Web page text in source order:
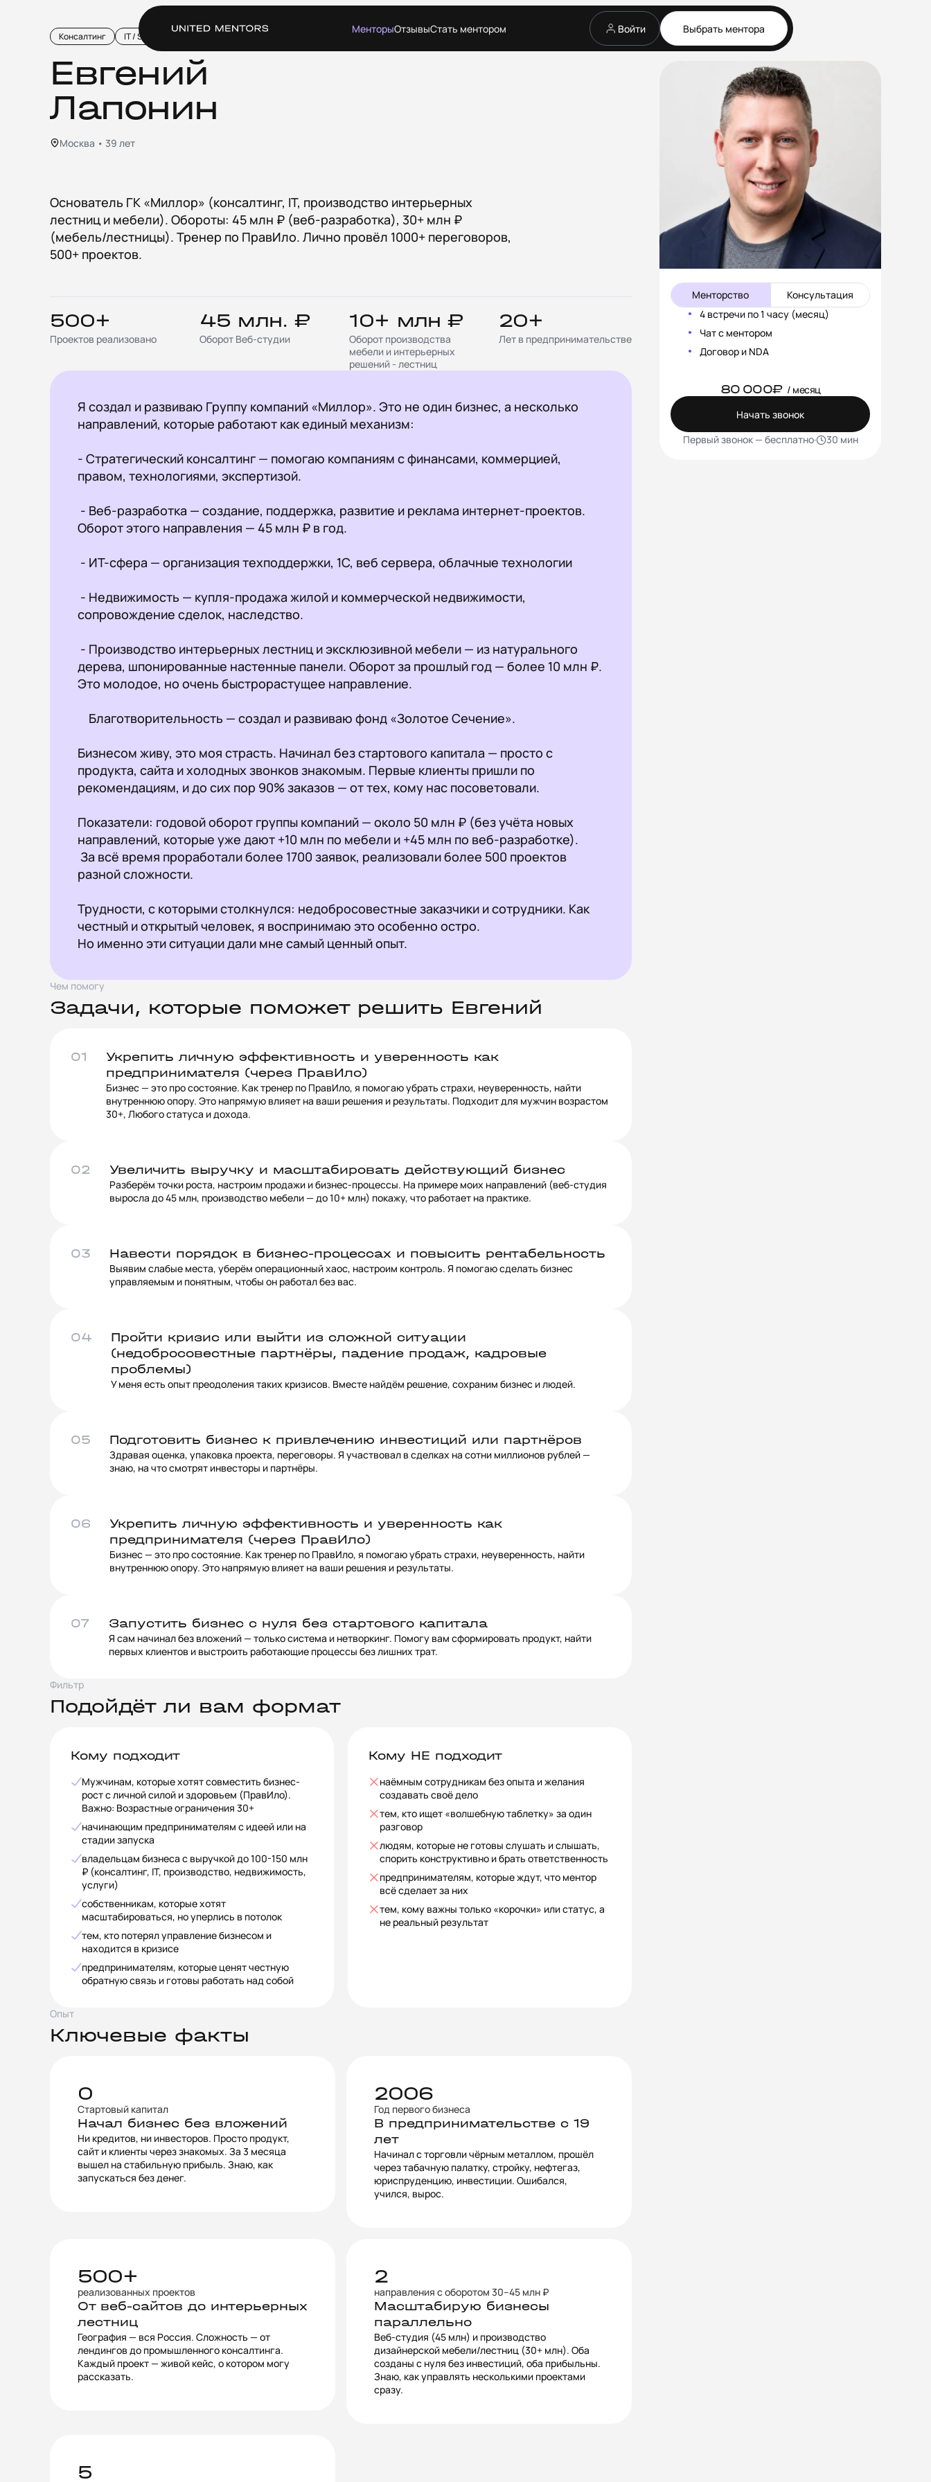
МенторыОтзывыСтать ментором Войти Выбрать ментора
Менторство
Консультация
4 встречи по 1 часу (месяц)
Чат с ментором
Договор и NDA
80 000₽ / месяц
Начать звонок
Первый звонок — бесплатно· 30 мин
Консалтинг IT / SaaS
Евгений
Лапонин
Москва • 39 лет
Основатель ГК «Миллор» (консалтинг, IT, производство интерьерных
лестниц и мебели). Обороты: 45 млн ₽ (веб-разработка), 30+ млн ₽
(мебель/лестницы). Тренер по ПравИло. Лично провёл 1000+ переговоров,
500+ проектов.
500+
Проектов реализовано
45 млн. ₽
Оборот Веб-студии
10+ млн ₽
Оборот производства
мебели и интерьерных
решений - лестниц
20+
Лет в предпринимательстве
Я создал и развиваю Группу компаний «Миллор». Это не один бизнес, а несколько
направлений, которые работают как единый механизм:
- Стратегический консалтинг — помогаю компаниям с финансами, коммерцией,
правом, технологиями, экспертизой.
Оборот этого направления — 45 млн ₽ в год.
сопровождение сделок, наследство.
дерева, шпонированные настенные панели. Оборот за прошлый год — более 10 млн ₽.
Это молодое, но очень быстрорастущее направление.
Бизнесом живу, это моя страсть. Начинал без стартового капитала — просто с
продукта, сайта и холодных звонков знакомым. Первые клиенты пришли по
рекомендациям, и до сих пор 90% заказов — от тех, кому нас посоветовали.
Показатели: годовой оборот группы компаний — около 50 млн ₽ (без учёта новых
направлений, которые уже дают +10 млн по мебели и +45 млн по веб-разработке).
разной сложности.
Трудности, с которыми столкнулся: недобросовестные заказчики и сотрудники. Как
честный и открытый человек, я воспринимаю это особенно остро.
Но именно эти ситуации дали мне самый ценный опыт.
Чем помогу
Задачи, которые поможет решить Евгений
01
Укрепить личную эффективность и уверенность как
предпринимателя (через ПравИло)
Бизнес — это про состояние. Как тренер по ПравИло, я помогаю убрать страхи, неуверенность, найти
внутреннюю опору. Это напрямую влияет на ваши решения и результаты. Подходит для мужчин возрастом
30+, Любого статуса и дохода.
02 Увеличить выручку и масштабировать действующий бизнес
Разберём точки роста, настроим продажи и бизнес-процессы. На примере моих направлений (веб-студия
выросла до 45 млн, производство мебели — до 10+ млн) покажу, что работает на практике.
03 Навести порядок в бизнес-процессах и повысить рентабельность
Выявим слабые места, уберём операционный хаос, настроим контроль. Я помогаю сделать бизнес
управляемым и понятным, чтобы он работал без вас.
04
Пройти кризис или выйти из сложной ситуации
(недобросовестные партнёры, падение продаж, кадровые
проблемы)
У меня есть опыт преодоления таких кризисов. Вместе найдём решение, сохраним бизнес и людей.
05 Подготовить бизнес к привлечению инвестиций или партнёров
Здравая оценка, упаковка проекта, переговоры. Я участвовал в сделках на сотни миллионов рублей —
знаю, на что смотрят инвесторы и партнёры.
06
Укрепить личную эффективность и уверенность как
предпринимателя (через ПравИло)
Бизнес — это про состояние. Как тренер по ПравИло, я помогаю убрать страхи, неуверенность, найти
внутреннюю опору. Это напрямую влияет на ваши решения и результаты.
07 Запустить бизнес с нуля без стартового капитала
Я сам начинал без вложений — только система и нетворкинг. Помогу вам сформировать продукт, найти
первых клиентов и выстроить работающие процессы без лишних трат.
Фильтр
Подойдёт ли вам формат
Кому подходит
Мужчинам, которые хотят совместить бизнес-
рост с личной силой и здоровьем (ПравИло).
Важно: Возрастные ограничения 30+
начинающим предпринимателям с идеей или на
стадии запуска
владельцам бизнеса с выручкой до 100-150 млн
₽ (консалтинг, IT, производство, недвижимость,
услуги)
собственникам, которые хотят
масштабироваться, но уперлись в потолок
тем, кто потерял управление бизнесом и
находится в кризисе
предпринимателям, которые ценят честную
обратную связь и готовы работать над собой
Кому НЕ подходит
наёмным сотрудникам без опыта и желания
создавать своё дело
тем, кто ищет «волшебную таблетку» за один
разговор
людям, которые не готовы слушать и слышать,
спорить конструктивно и брать ответственность
предпринимателям, которые ждут, что ментор
всё сделает за них
тем, кому важны только «корочки» или статус, а
не реальный результат
Опыт
Ключевые факты
0
Стартовый капитал
Начал бизнес без вложений
Ни кредитов, ни инвесторов. Просто продукт,
сайт и клиенты через знакомых. За 3 месяца
вышел на стабильную прибыль. Знаю, как
запускаться без денег.
2006
Год первого бизнеса
В предпринимательстве с 19
лет
Начинал с торговли чёрным металлом, прошёл
через табачную палатку, стройку, нефтегаз,
юриспруденцию, инвестиции. Ошибался,
учился, вырос.
500+
реализованных проектов
От веб-сайтов до интерьерных
лестниц
География — вся Россия. Сложность — от
лендингов до промышленного консалтинга.
Каждый проект — живой кейс, о котором могу
рассказать.
2
направления с оборотом 30–45 млн ₽
Масштабирую бизнесы
параллельно
Веб-студия (45 млн) и производство
дизайнерской мебели/лестниц (30+ млн). Оба
созданы с нуля без инвестиций, оба прибыльны.
Знаю, как управлять несколькими проектами
сразу.
5
Сервис Документы
Публичная оферта
Соглашение о
конфиденциальности (NDA)
Политика конфиденциальности
и обработки персональных
данных
Согласие на обработку
персональных данных
Правила работы